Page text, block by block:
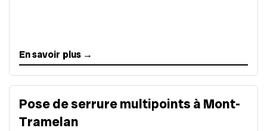
En savoir plus →
Pose de serrure multipoints à Mont-
Tramelan